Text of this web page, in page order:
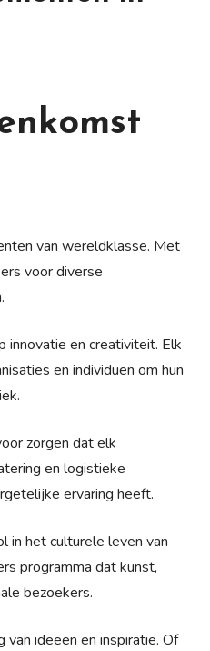
van wereldklasse. Met
voor diverse
innovatie en creativiteit. Elk
en individuen om hun
zorgen dat elk
en logistieke
ervaring heeft.
in het culturele leven van
programma dat kunst,
bezoekers.
ideeën en inspiratie. Of